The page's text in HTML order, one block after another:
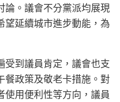
論。議會不分黨派均展現
望延續城市進步動能，為
受到議員肯定，議會也支
餐政策及敬老卡措施。對
使用便利性等方向，議員